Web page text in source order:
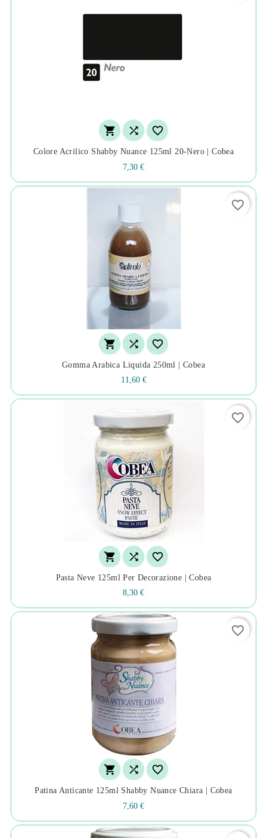
  
Colore Acrilico Shabby Nuance 125ml 20-Nero | Cobea
7,30 €
  
Gomma Arabica Liquida 250ml | Cobea
11,60 €
favorite_border
  
Pasta Neve 125ml Per Decorazione | Cobea
8,30 €
favorite_border
  
Patina Anticante 125ml Shabby Nuance Chiara | Cobea
7,60 €
favorite_border